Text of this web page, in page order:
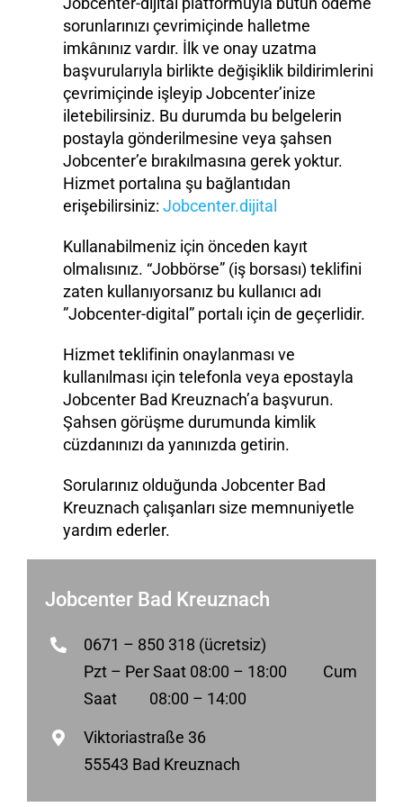
sorunlarınızı çevrimiçinde halletme
imkânınız vardır. İlk ve onay uzatma
başvurularıyla birlikte değişiklik bildirimlerini
çevrimiçinde işleyip Jobcenter’inize
iletebilirsiniz. Bu durumda bu belgelerin
postayla gönderilmesine veya şahsen
Jobcenter’e bırakılmasına gerek yoktur.
Hizmet portalına şu bağlantıdan
erişebilirsiniz: Jobcenter.dijital
Kullanabilmeniz için önceden kayıt
olmalısınız. “Jobbörse” (iş borsası) teklifini
zaten kullanıyorsanız bu kullanıcı adı
”Jobcenter-digital” portalı için de geçerlidir.
Hizmet teklifinin onaylanması ve
kullanılması için telefonla veya epostayla
Jobcenter Bad Kreuznach’a başvurun.
Şahsen görüşme durumunda kimlik
cüzdanınızı da yanınızda getirin.
Sorularınız olduğunda Jobcenter Bad
Kreuznach çalışanları size memnuniyetle
yardım ederler.
Jobcenter Bad Kreuznach
0671 – 850 318 (ücretsiz)
Pzt – Per Saat 08:00 – 18:00 Cum
Saat 08:00 – 14:00
Viktoriastraße 36
55543 Bad Kreuznach